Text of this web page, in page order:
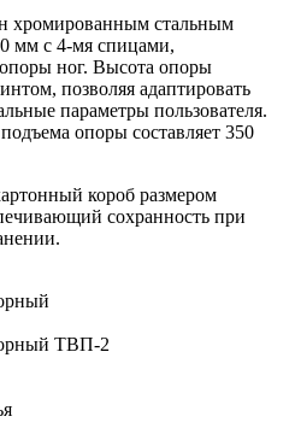
хромированным стальным
мм с 4-мя спицами,
ног. Высота опоры
позволяя адаптировать
параметры пользователя.
опоры составляет 350
короб размером
сохранность при
ТВП-2